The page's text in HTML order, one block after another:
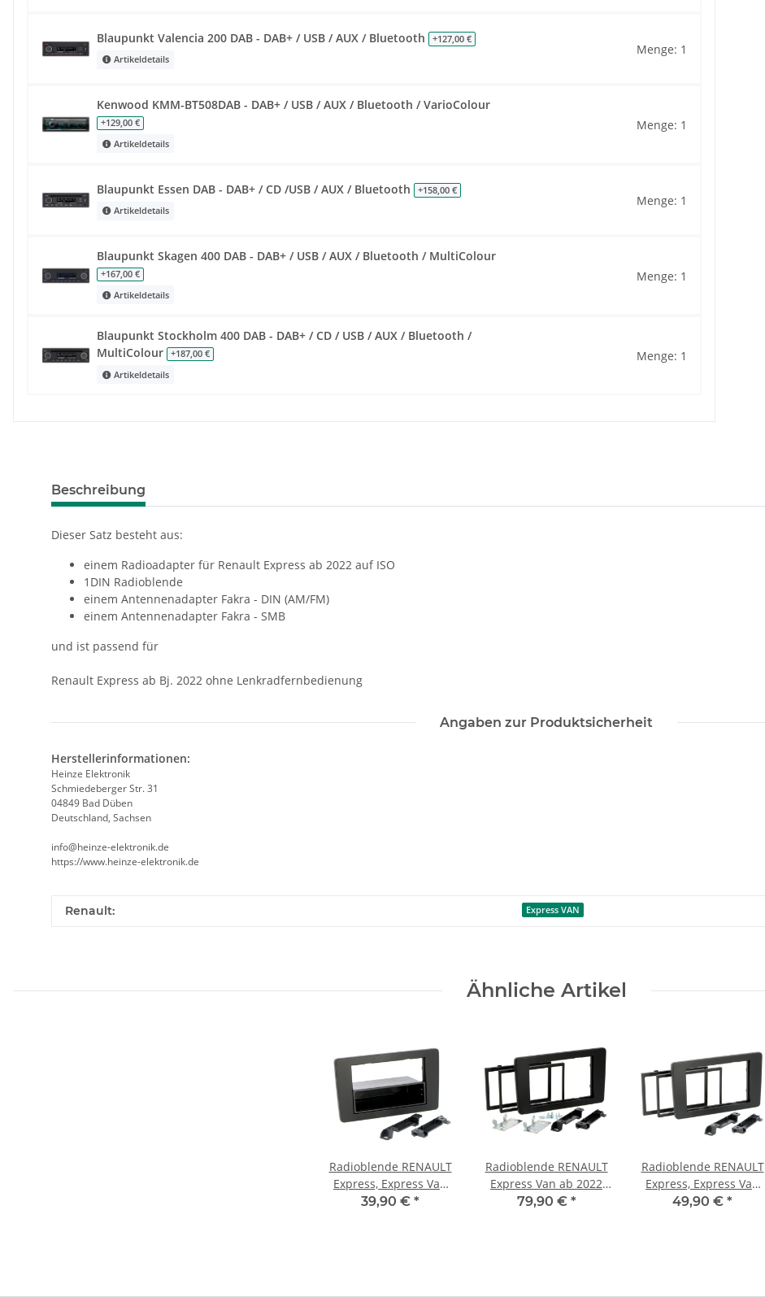
Blaupunkt Valencia 200 DAB - DAB+ / USB / AUX / Bluetooth
+127,00 €
Artikeldetails
Menge: 1
Kenwood KMM-BT508DAB - DAB+ / USB / AUX / Bluetooth / VarioColour
+129,00 €
Artikeldetails
Menge: 1
Blaupunkt Essen DAB - DAB+ / CD /USB / AUX / Bluetooth
+158,00 €
Artikeldetails
Menge: 1
Blaupunkt Skagen 400 DAB - DAB+ / USB / AUX / Bluetooth / MultiColour
+167,00 €
Artikeldetails
Menge: 1
Blaupunkt Stockholm 400 DAB - DAB+ / CD / USB / AUX / Bluetooth /
MultiColour
+187,00 €
Artikeldetails
Menge: 1
Beschreibung
Dieser Satz besteht aus:
einem Radioadapter für Renault Express ab 2022 auf ISO
1DIN Radioblende
einem Antennenadapter Fakra - DIN (AM/FM)
einem Antennenadapter Fakra - SMB
und ist passend für
Renault Express ab Bj. 2022 ohne Lenkradfernbedienung
Angaben zur Produktsicherheit
Herstellerinformationen:
Heinze Elektronik
Schmiedeberger Str. 31
04849 Bad Düben
Deutschland, Sachsen
info@heinze-elektronik.de
https://www.heinze-elektronik.de
Renault: Express VAN
Ähnliche Artikel
Radioblende RENAULT
Express, Express Van
ab 2022 1DIN black
39,90 € *
Radioblende RENAULT
Express Van ab 2022
2DIN black Installer Kit
79,90 € *
Radioblende RENAULT
Express, Express Van
ab 2022 2DIN black mit
49,90 € *